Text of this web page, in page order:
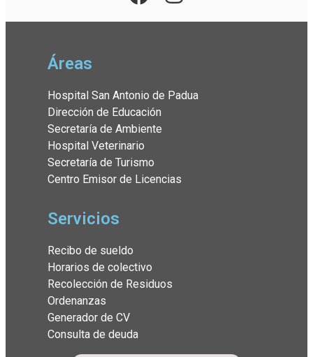
Áreas
Hospital San Antonio de Padua
Dirección de Educación
Secretaría de Ambiente
Hospital Veterinario
Secretaría de Turismo
Centro Emisor de Licencias
Servicios
Recibo de sueldo
Horarios de colectivo
Recolección de Residuos
Ordenanzas
Generador de CV
Consulta de deuda